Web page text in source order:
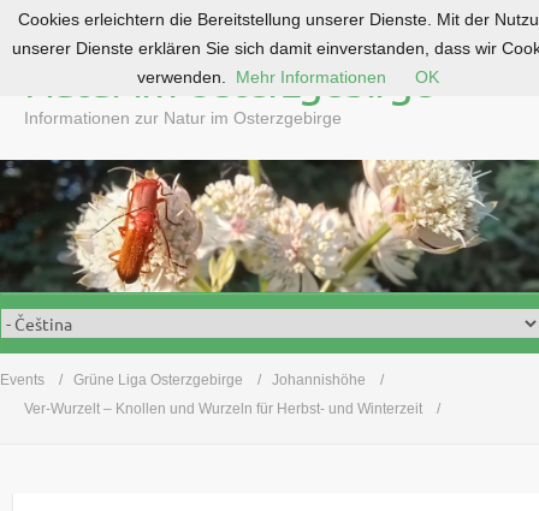
o
o
n
t
e
n
Natur im Osterzgebirge
Informationen zur Natur im Osterzgebirge
Events Grüne Liga Osterzgebirge
Johannishöhe
Ver-Wurzelt – Knollen und Wurzeln für Herbst- und Winterzeit
Cookies erleichtern die Bereitstellung unserer Dienste. Mit der
unserer Dienste erklären Sie sich damit einverstanden, dass wir
verwenden.
Mehr Informationen OK